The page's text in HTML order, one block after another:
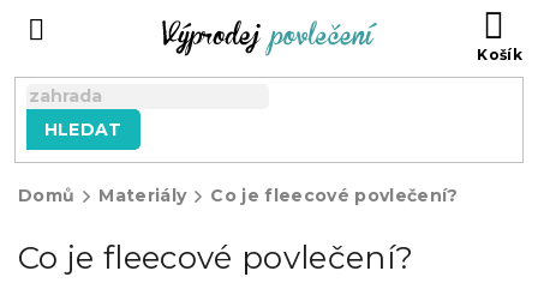
HLEDAT
Domů Materiály Co je fleecové povlečení?
Co je fleecové povlečení?